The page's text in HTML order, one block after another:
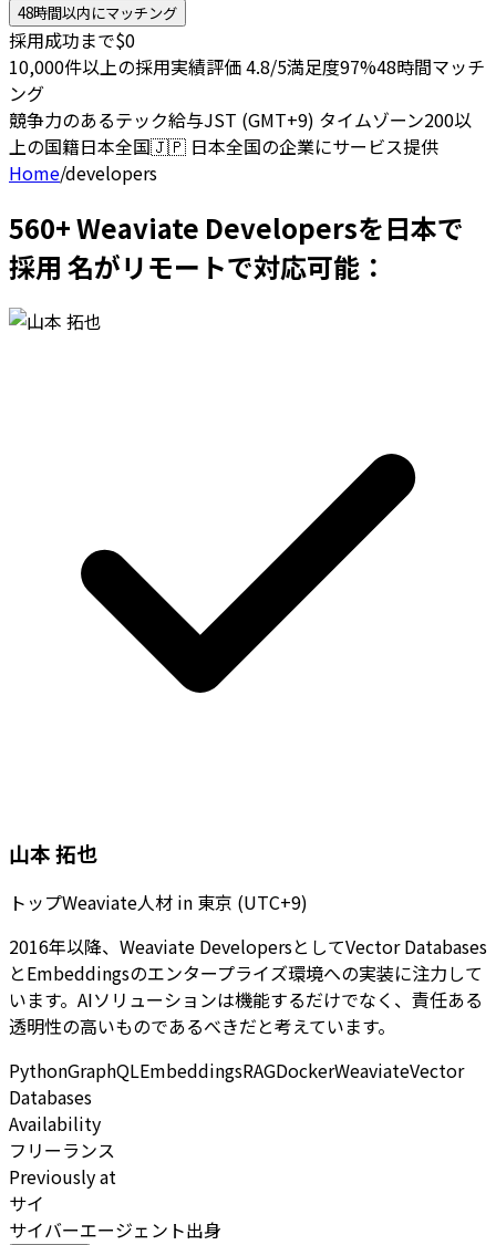
48時間以内にマッチング
採用成功まで$0
10,000件以上の採用実績評価 4.8/5満足度97%48時間マッチ
ング
競争力のあるテック給与JST (GMT+9) タイムゾーン200以
上の国籍日本全国🇯🇵 日本全国の企業にサービス提供
Home/developers
560+ Weaviate Developersを日本で
採用 名がリモートで対応可能：
山本 拓也
トップWeaviate人材 in 東京 (UTC+9)
2016年以降、Weaviate DevelopersとしてVector Databases
とEmbeddingsのエンタープライズ環境への実装に注力して
います。AIソリューションは機能するだけでなく、責任ある
透明性の高いものであるべきだと考えています。
PythonGraphQLEmbeddingsRAGDockerWeaviateVector
Databases
Availability
フリーランス
Previously at
サイ
サイバーエージェント出身